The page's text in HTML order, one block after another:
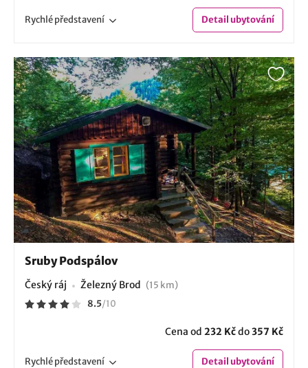
Rychlépředstavení Detailubytování
Sruby Podspálov
Český ráj Železný Brod
(15 km)
8.5/10
Cena od 232 Kčdo357 Kč
Rychlépředstavení Detailubytování